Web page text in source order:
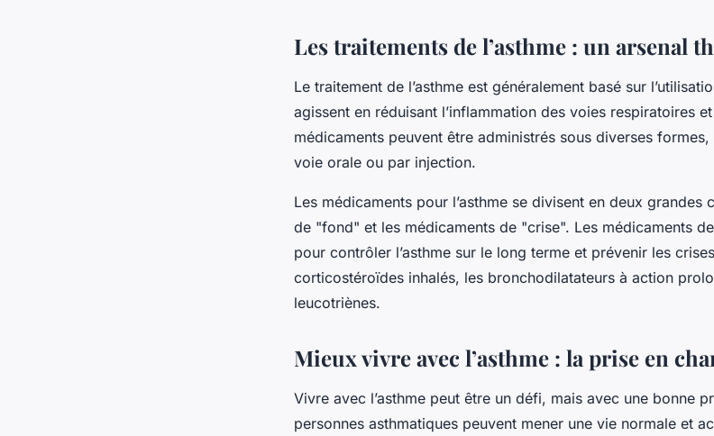
Les traitements de l’asthme : un arsenal
Le traitement de l’asthme est généralement basé sur
agissent en réduisant l’inflammation des voies respiratoires
médicaments peuvent être administrés sous diverses
voie orale ou par injection.
Les médicaments pour l’asthme se divisent en deux grandes
de "fond" et les médicaments de "crise". Les médicaments
pour contrôler l’asthme sur le long terme et prévenir les
corticostéroïdes inhalés, les bronchodilatateurs à action
leucotriènes.
Mieux vivre avec l’asthme : la prise en
Vivre avec l’asthme peut être un défi, mais avec une bonne
personnes asthmatiques peuvent mener une vie normale et